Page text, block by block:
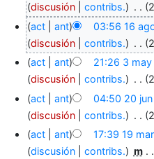
discusión
contribs.
act
ant 03:56 16
discusión
contribs.
act
ant 21:26 3 may
discusión
contribs.
act
ant 04:50 20
discusión
contribs.
act
ant 17:39 19
discusión
contribs. m